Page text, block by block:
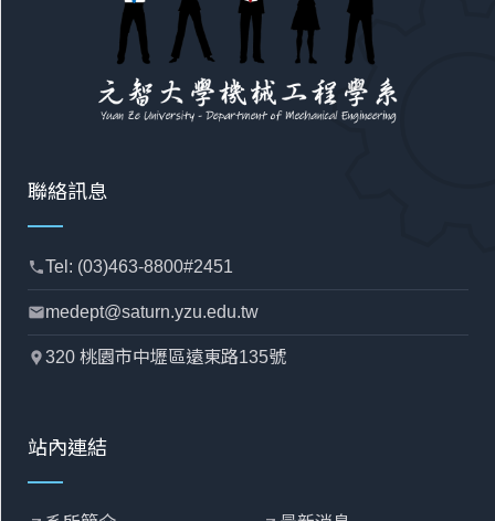
聯絡訊息
phoneTel: (03)463-8800#2451
mailmedept@saturn.yzu.edu.tw
location_pin320 桃園市中壢區遠東路135號
站內連結